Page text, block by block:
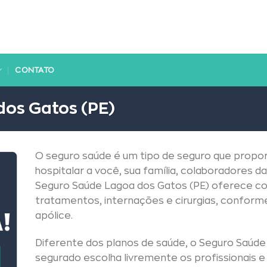
CONTATO
Gatos (PE)
O seguro saúde é um tipo de seguro que
hospitalar a você, sua família, colaboradores
Seguro Saúde Lagoa dos Gatos (PE) oferece
tratamentos, internações e cirurgias,
apólice.
Diferente dos planos de saúde, o Seguro
segurado escolha livremente os profissionais